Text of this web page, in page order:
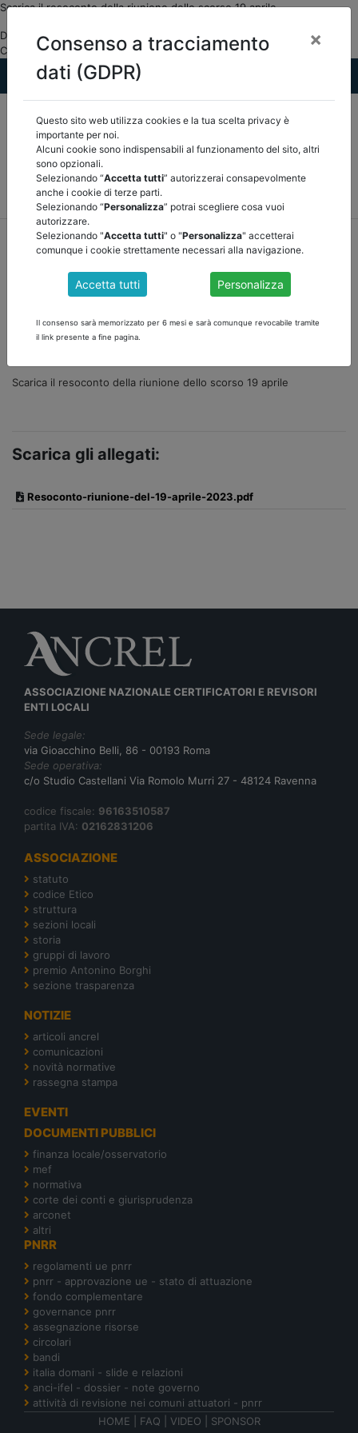
Scarica il resoconto della riunione dello scorso 19 aprile
DOCUMENTI PUBBLICI Arconet ASSOCIAZIONE NAZIONALE
CERTIFICATORI E REVISORI DEGLI ENTI LOCALI">
MEF FINANZA LOCALE/OSSERVATORIO
NORMATIVA
CORTE DEI CONTI E GIURISPRUDENZA
ARCONET
home documenti pubblici arconet/torna indietro
DOCUMENTI PUBBLICI
RESOCONTO RIUNIONE DELLA COMMISSIONE
Scarica il resoconto della riunione dello scorso 19 aprile
Scarica gli allegati:
Resoconto-riunione-del-19-aprile-2023.pdf
ASSOCIAZIONE NAZIONALE CERTIFICATORI E REVISORI
ENTI LOCALI
Sede legale:
via Gioacchino Belli, 86 - 00193 Roma
Sede operativa:
c/o Studio Castellani Via Romolo Murri 27 - 48124 Ravenna
codice fiscale: 96163510587
partita IVA: 02162831206
ASSOCIAZIONE
statuto
codice Etico
struttura
sezioni locali
storia
gruppi di lavoro
premio Antonino Borghi
sezione trasparenza
NOTIZIE
articoli ancrel
comunicazioni
novità normative
rassegna stampa
EVENTI
DOCUMENTI PUBBLICI
finanza locale/osservatorio
mef
normativa
corte dei conti e giurisprudenza
arconet
altri
PNRR
regolamenti ue pnrr
pnrr - approvazione ue - stato di attuazione
fondo complementare
governance pnrr
assegnazione risorse
circolari
bandi
italia domani - slide e relazioni
anci-ifel - dossier - note governo
attività di revisione nei comuni attuatori - pnrr
HOME
FAQ VIDEO SPONSOR
Consenso a tracciamento
dati (GDPR)
×
Questo sito web utilizza cookies e la tua scelta privacy è
importante per noi.
Alcuni cookie sono indispensabili al funzionamento del sito, altri
sono opzionali.
Selezionando “Accetta tutti” autorizzerai consapevolmente
anche i cookie di terze parti.
Selezionando “Personalizza” potrai scegliere cosa vuoi
autorizzare.
Selezionando "Accetta tutti" o "Personalizza" accetterai
comunque i cookie strettamente necessari alla navigazione.
Accetta tutti Personalizza
Il consenso sarà memorizzato per 6 mesi e sarà comunque revocabile tramite
il link presente a fine pagina.